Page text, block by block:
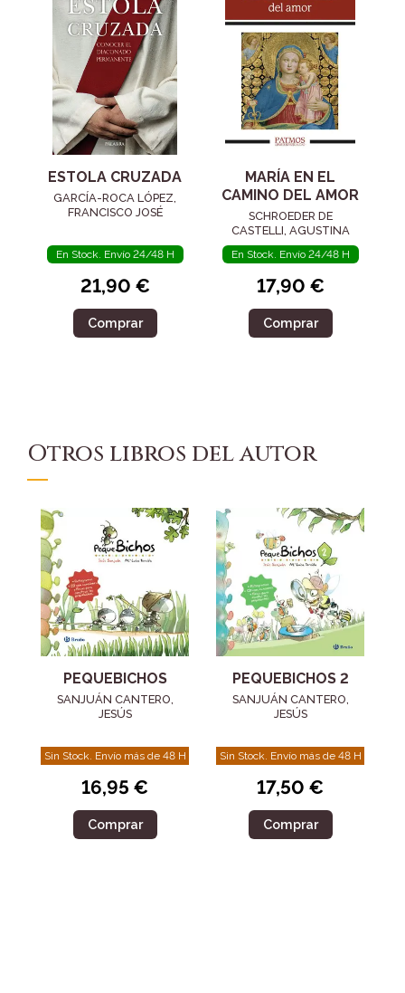
ESTOLA CRUZADA
GARCÍA-ROCA LÓPEZ,
FRANCISCO JOSÉ
En Stock. Envío 24/48 H
21,90 €
Comprar
MARÍA EN EL
CAMINO DEL AMOR
SCHROEDER DE
CASTELLI, AGUSTINA
En Stock. Envío 24/48 H
17,90 €
Comprar
Otros libros del autor
PEQUEBICHOS
SANJUÁN CANTERO,
JESÚS
Sin Stock. Envío más de 48 H
16,95 €
Comprar
PEQUEBICHOS 2
SANJUÁN CANTERO,
JESÚS
Sin Stock. Envío más de 48 H
17,50 €
Comprar